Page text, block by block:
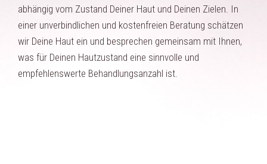
abhängig vom Zustand Deiner Haut und Deinen Zielen. In
einer unverbindlichen und kostenfreien Beratung schätzen
wir Deine Haut ein und besprechen gemeinsam mit Ihnen,
was für Deinen Hautzustand eine sinnvolle und
empfehlenswerte Behandlungsanzahl ist.